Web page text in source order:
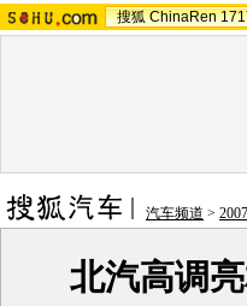
搜狐 ChinaRen
汽车频道 >
北汽高调